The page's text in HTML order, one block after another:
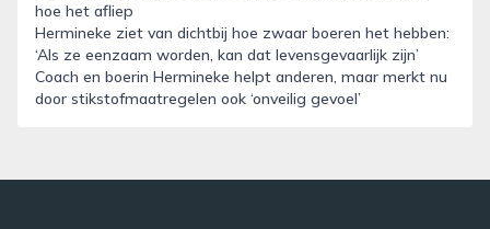
hoe het afliep
Hermineke ziet van dichtbij hoe zwaar boeren het hebben:
‘Als ze eenzaam worden, kan dat levensgevaarlijk zijn’
Coach en boerin Hermineke helpt anderen, maar merkt nu
door stikstofmaatregelen ook ‘onveilig gevoel’